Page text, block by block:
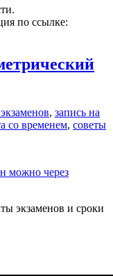
по ссылке:
, запись на
со временем, советы
можно через
экзаменов и сроки